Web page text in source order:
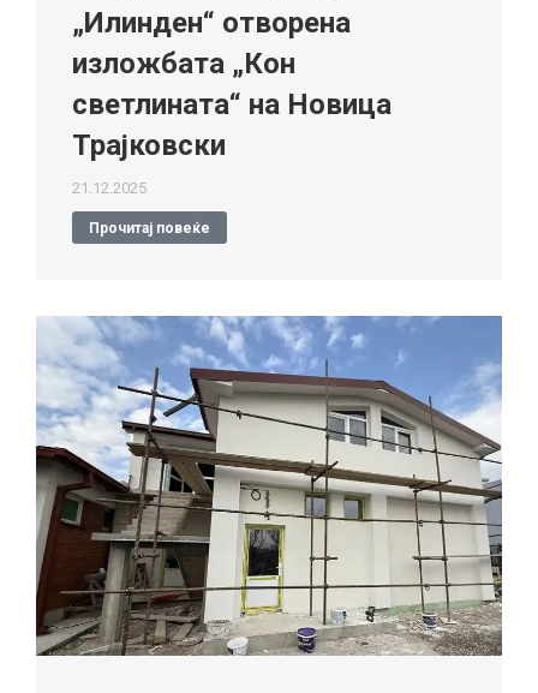
„Илинден“ отворена
изложбата „Кон
светлината“ на Новица
Трајковски
21.12.2025
Прочитај повеќе